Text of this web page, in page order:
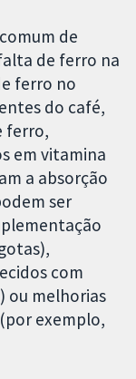
de
de ferro na
ferro no
do café,
ferro,
em vitamina
a absorção
ser
com
ou melhorias
exemplo,